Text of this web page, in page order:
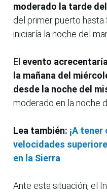
moderado la tarde
del primer puerto hasta
iniciaría la noche del
El evento
la mañana del
desde la noche del
moderado en la noche
Lea también: ¡A
velocidades
en la Sierra
Ante esta situación, el